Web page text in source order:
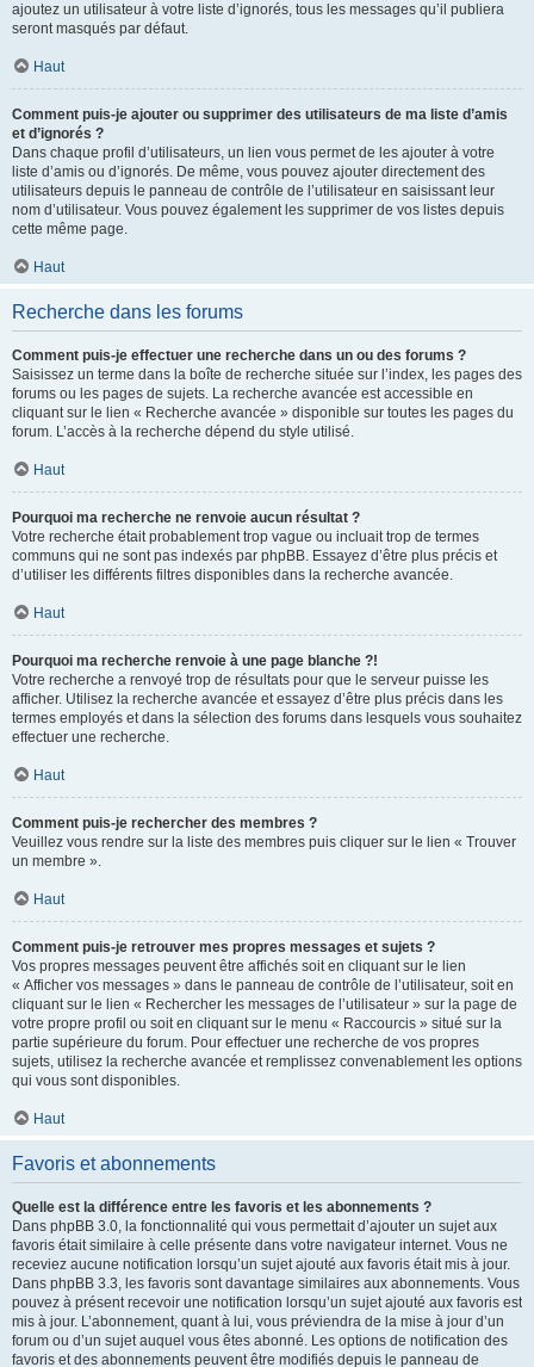
ajoutez un utilisateur à votre liste d’ignorés, tous les messages qu’il publiera
seront masqués par défaut.
Haut
Comment puis-je ajouter ou supprimer des utilisateurs de ma liste d’amis
et d’ignorés ?
Dans chaque profil d’utilisateurs, un lien vous permet de les ajouter à votre
liste d’amis ou d’ignorés. De même, vous pouvez ajouter directement des
utilisateurs depuis le panneau de contrôle de l’utilisateur en saisissant leur
nom d’utilisateur. Vous pouvez également les supprimer de vos listes depuis
cette même page.
Haut
Recherche dans les forums
Comment puis-je effectuer une recherche dans un ou des forums ?
Saisissez un terme dans la boîte de recherche située sur l’index, les pages des
forums ou les pages de sujets. La recherche avancée est accessible en
cliquant sur le lien « Recherche avancée » disponible sur toutes les pages du
forum. L’accès à la recherche dépend du style utilisé.
Haut
Pourquoi ma recherche ne renvoie aucun résultat ?
Votre recherche était probablement trop vague ou incluait trop de termes
communs qui ne sont pas indexés par phpBB. Essayez d’être plus précis et
d’utiliser les différents filtres disponibles dans la recherche avancée.
Haut
Pourquoi ma recherche renvoie à une page blanche ?!
Votre recherche a renvoyé trop de résultats pour que le serveur puisse les
afficher. Utilisez la recherche avancée et essayez d’être plus précis dans les
termes employés et dans la sélection des forums dans lesquels vous souhaitez
effectuer une recherche.
Haut
Comment puis-je rechercher des membres ?
Veuillez vous rendre sur la liste des membres puis cliquer sur le lien « Trouver
un membre ».
Haut
Comment puis-je retrouver mes propres messages et sujets ?
Vos propres messages peuvent être affichés soit en cliquant sur le lien
« Afficher vos messages » dans le panneau de contrôle de l’utilisateur, soit en
cliquant sur le lien « Rechercher les messages de l’utilisateur » sur la page de
votre propre profil ou soit en cliquant sur le menu « Raccourcis » situé sur la
partie supérieure du forum. Pour effectuer une recherche de vos propres
sujets, utilisez la recherche avancée et remplissez convenablement les options
qui vous sont disponibles.
Haut
Favoris et abonnements
Quelle est la différence entre les favoris et les abonnements ?
Dans phpBB 3.0, la fonctionnalité qui vous permettait d’ajouter un sujet aux
favoris était similaire à celle présente dans votre navigateur internet. Vous ne
receviez aucune notification lorsqu’un sujet ajouté aux favoris était mis à jour.
Dans phpBB 3.3, les favoris sont davantage similaires aux abonnements. Vous
pouvez à présent recevoir une notification lorsqu’un sujet ajouté aux favoris est
mis à jour. L’abonnement, quant à lui, vous préviendra de la mise à jour d’un
forum ou d’un sujet auquel vous êtes abonné. Les options de notification des
favoris et des abonnements peuvent être modifiés depuis le panneau de